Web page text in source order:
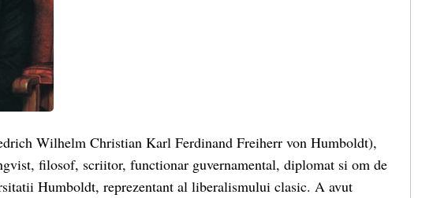
Wilhelm Christian Karl Ferdinand Freiherr von Humboldt),
filosof, scriitor, functionar guvernamental, diplomat si om de
Humboldt, reprezentant al liberalismului clasic. A avut